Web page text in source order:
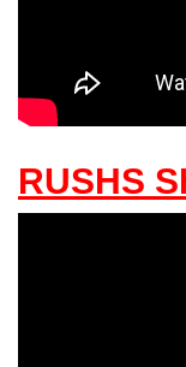
RUSHS